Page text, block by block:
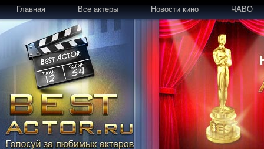
Главная Все актеры Новости кино ЧАВО